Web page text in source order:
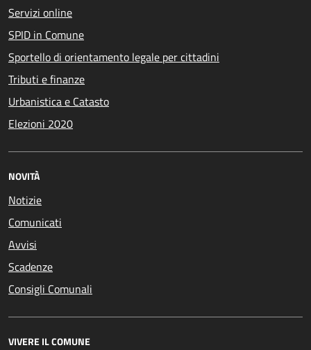
Servizi online
SPID in Comune
Sportello di orientamento legale per cittadini
Tributi e finanze
Urbanistica e Catasto
Elezioni 2020
NOVITÀ
Notizie
Comunicati
Avvisi
Scadenze
Consigli Comunali
VIVERE IL COMUNE